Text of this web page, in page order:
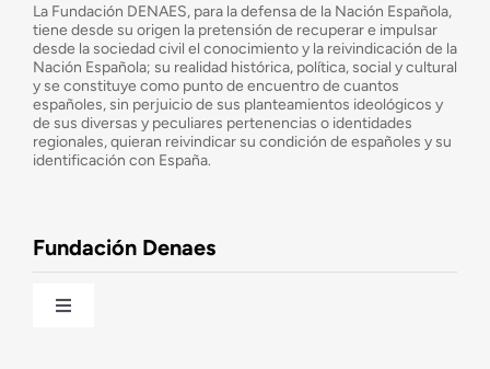
¿Cuáles son nuestros objetivos?
Consejo Asesor
La Fundación DENAES, para la defensa de la Nación Española,
tiene desde su origen la pretensión de recuperar e impulsar
desde la sociedad civil el conocimiento y la reivindicación de la
Nación Española; su realidad histórica, política, social y cultural
y se constituye como punto de encuentro de cuantos
españoles, sin perjuicio de sus planteamientos ideológicos y
de sus diversas y peculiares pertenencias o identidades
regionales, quieran reivindicar su condición de españoles y su
identificación con España.
Fundación Denaes
Toggle